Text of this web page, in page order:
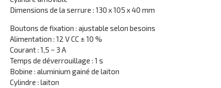
Dimensions de la serrure : 130 x 105 x 40 mm
Boutons de fixation : ajustable selon besoins
Alimentation : 12 V CC ± 10 %
Courant : 1,5 ~ 3 A
Temps de déverrouillage : 1 s
Bobine : aluminium gainé de laiton
Cylindre : laiton